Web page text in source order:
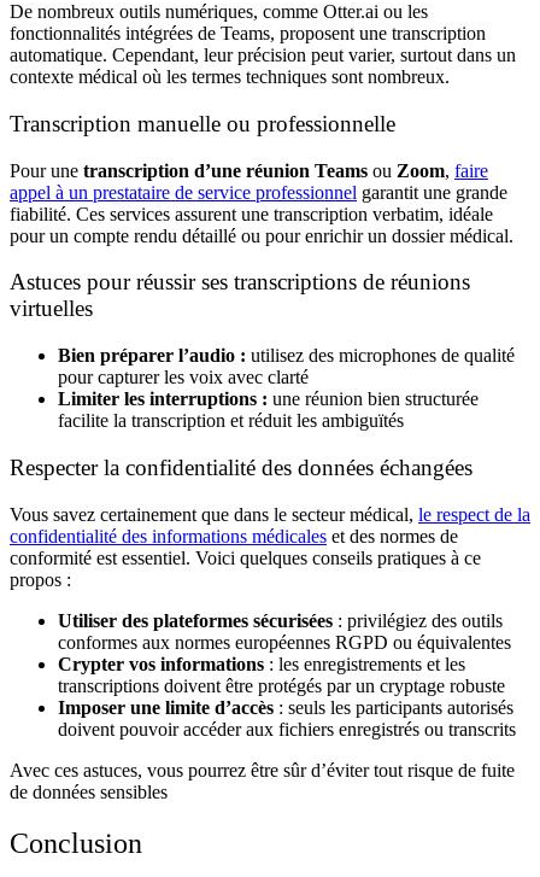
De nombreux outils numériques, comme Otter.ai ou les
fonctionnalités intégrées de Teams, proposent une transcription
automatique. Cependant, leur précision peut varier, surtout dans un
contexte médical où les termes techniques sont nombreux.
Transcription manuelle ou professionnelle
Pour une transcription d’une réunion Teams ou Zoom, faire
appel à un prestataire de service professionnel garantit une grande
fiabilité. Ces services assurent une transcription verbatim, idéale
pour un compte rendu détaillé ou pour enrichir un dossier médical.
Astuces pour réussir ses transcriptions de réunions
virtuelles
Bien préparer l’audio : utilisez des microphones de qualité
pour capturer les voix avec clarté
Limiter les interruptions : une réunion bien structurée
facilite la transcription et réduit les ambiguïtés
Respecter la confidentialité des données échangées
Vous savez certainement que dans le secteur médical, le respect de la
confidentialité des informations médicales et des normes de
conformité est essentiel. Voici quelques conseils pratiques à ce
propos :
Utiliser des plateformes sécurisées : privilégiez des outils
conformes aux normes européennes RGPD ou équivalentes
Crypter vos informations : les enregistrements et les
transcriptions doivent être protégés par un cryptage robuste
Imposer une limite d’accès : seuls les participants autorisés
doivent pouvoir accéder aux fichiers enregistrés ou transcrits
Avec ces astuces, vous pourrez être sûr d’éviter tout risque de fuite
de données sensibles
Conclusion